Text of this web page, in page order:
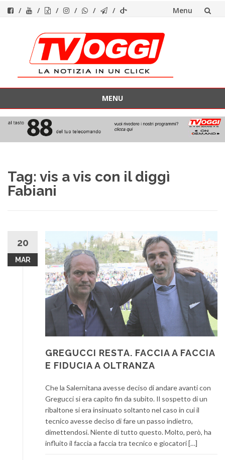
Menu
contenuto
MENU
contenuto
Tag: vis a vis con il diggì
Fabiani
20
MAR
GREGUCCI RESTA. FACCIA A FACCIA
E FIDUCIA A OLTRANZA
Che la Salernitana avesse deciso di andare avanti con
Gregucci si era capito fin da subito. Il sospetto di un
ribaltone si era insinuato soltanto nel caso in cui il
tecnico avesse deciso di fare un passo indietro,
dimettendosi. Niente di tutto questo. Molto, però, ha
influito il faccia a faccia tra tecnico e giocatori […]